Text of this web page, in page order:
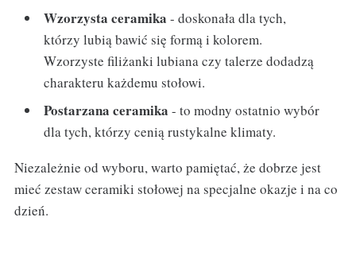
Wzorzysta ceramika - doskonała dla tych,
którzy lubią bawić się formą i kolorem.
Wzorzyste filiżanki lubiana czy talerze dodadzą
charakteru każdemu stołowi.
Postarzana ceramika - to modny ostatnio wybór
dla tych, którzy cenią rustykalne klimaty.
Niezależnie od wyboru, warto pamiętać, że dobrze jest
mieć zestaw ceramiki stołowej na specjalne okazje i na co
dzień.